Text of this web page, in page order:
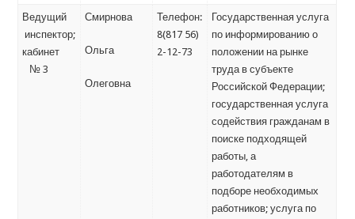
Ведущий
инспектор;
кабинет
№ 3
Смирнова
Ольга
Олеговна
Телефон:
8(817 56)
2-12-73
Государственная услуга
по информированию о
положении на рынке
труда в субъекте
Российской Федерации;
государственная услуга
содействия гражданам в
поиске подходящей
работы, а
работодателям в
подборе необходимых
работников; услуга по